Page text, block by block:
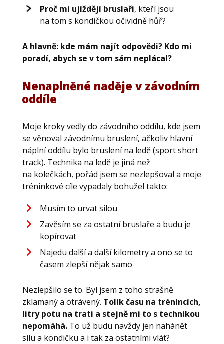
Proč mi ujíždějí bruslaři, kteří jsou
na tom s kondičkou očividně hůř?
A hlavně: kde mám najít odpovědi? Kdo mi
poradí, abych se v tom sám neplácal?
Nenaplněné naděje v závodním
oddíle
Moje kroky vedly do závodního oddílu, kde jsem
se věnoval závodnímu bruslení, ačkoliv hlavní
náplní oddílu bylo bruslení na ledě (sport short
track). Technika na ledě je jiná než
na kolečkách, pořád jsem se nezlepšoval a moje
tréninkové cíle vypadaly bohužel takto:
Musím to urvat silou
Zavěsím se za ostatní bruslaře a budu je
kopírovat
Najedu další a další kilometry a ono se to
časem zlepší nějak samo
Nezlepšilo se to. Byl jsem z toho strašně
zklamaný a otrávený. Tolik času na trénincích,
litry potu na trati a stejně mi to s technikou
nepomáhá.To už budu navždy jen nahánět
sílu a kondičku a i tak za ostatními vlát?